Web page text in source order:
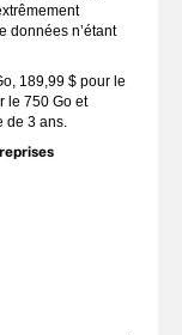
données n’étant
189,99 $ pour le
le 750 Go et
de 3 ans.